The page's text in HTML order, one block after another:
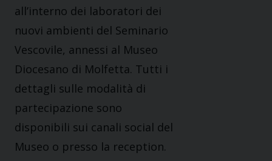
all’interno dei laboratori dei
nuovi ambienti del Seminario
Vescovile, annessi al Museo
Diocesano di Molfetta. Tutti i
dettagli sulle modalità di
partecipazione sono
disponibili sui canali social del
Museo o presso la reception.